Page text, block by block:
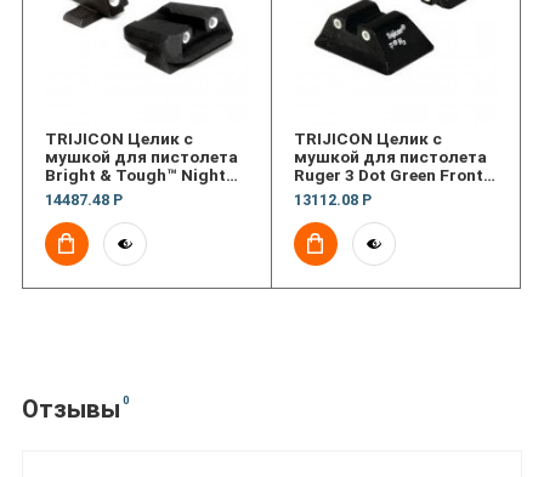
TRIJICON Целик с
мушкой для пистолета
Bright & Tough™ Night
Sight Set; #6
Front/Novak Rear — for
Sig Sauer® .40S&W,
.45ACP
14487.48 Р
TRIJICON Целик с
мушкой для пистолета
Ruger 3 Dot Green Front
& Green Rear Night
Sights
13112.08 Р
Отзывы 0